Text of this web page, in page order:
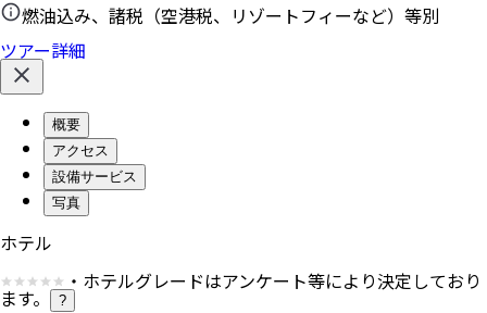
燃油込み、諸税（空港税、リゾートフィーなど）等別
ツアー詳細
概要
アクセス
設備サービス
写真
ホテル
・ホテルグレードはアンケート等により決定しており
ます。 ?